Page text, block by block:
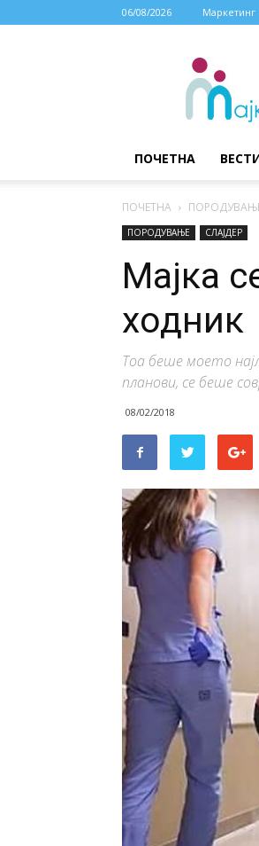
06/08/2026 Маркетинг
МАЈКА
ДЕТЕ
ПОЧЕТНА
ПОЧЕТНА
ПОРОДУВАЊЕ СЛАЈДЕР
Мајка
ходник
Тоа беше моето
планови, се беше
08/02/2018